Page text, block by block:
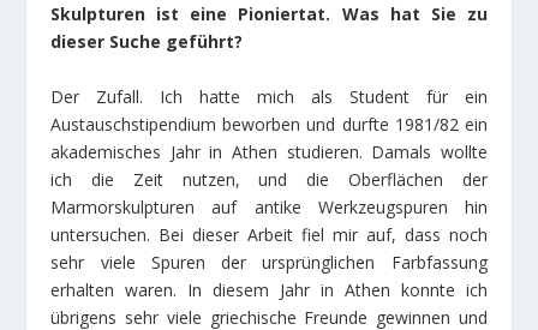
Skulpturen ist eine Pioniertat. Was hat Sie zu
dieser Suche geführt?
Der Zufall. Ich hatte mich als Student für ein
Austauschstipendium beworben und durfte 1981/82 ein
akademisches Jahr in Athen studieren. Damals wollte
ich die Zeit nutzen, und die Oberflächen der
Marmorskulpturen auf antike Werkzeugspuren hin
untersuchen. Bei dieser Arbeit fiel mir auf, dass noch
sehr viele Spuren der ursprünglichen Farbfassung
erhalten waren. In diesem Jahr in Athen konnte ich
übrigens sehr viele griechische Freunde gewinnen und